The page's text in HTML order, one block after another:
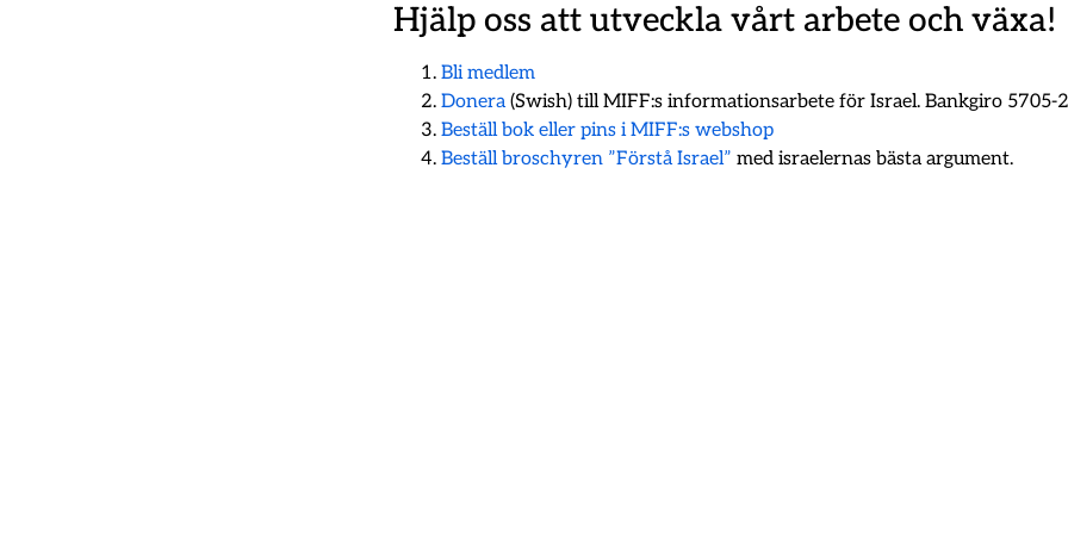
Hjälp oss att utveckla vårt arbete och växa!
Bli medlem
Donera (Swish) till MIFF:s informationsarbete för Israel. Bankgiro 5705-
Beställ bok eller pins i MIFF:s webshop
Beställ broschyren ”Förstå Israel” med israelernas bästa argument.